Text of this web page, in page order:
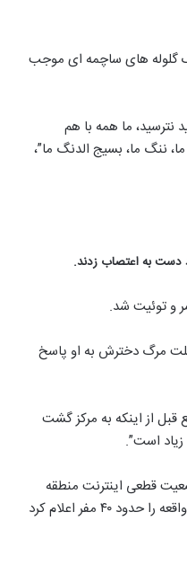
گلوله های ساچمه ای موجب
نترسید، ما همه با هم
ننگ ما، بسیج الدنگ ما”،
دست به اعتصاب زدند.
رویداد ۲۴ گفت که هیچ کس درباره علت مرگ دخترش به او پاسخ
قبل از اینکه به مرکز گشت
زیاد است”.
در وضعیت قطعی اینترنت منطقه
ادامه دارد. مولوی عبدالحمید امام جمعه اهل سنت زاهدان با انتشار ویدیویی شماره کشته شدگان این واقعه را حدود ۴۰ مفر اعلام کرد